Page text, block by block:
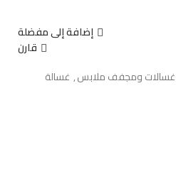
إضافة إلى مفضلة
قارن
غسالات ومجفف ملابس, غسالة